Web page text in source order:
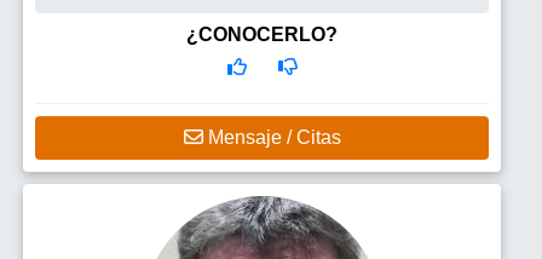
¿CONOCERLO?
Mensaje / Citas